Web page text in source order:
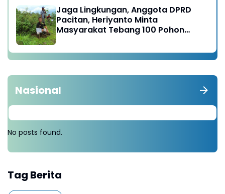
Jaga Lingkungan, Anggota DPRD
Pacitan, Heriyanto Minta
Masyarakat Tebang 100 Pohon
Nasional
No posts found.
Tag Berita